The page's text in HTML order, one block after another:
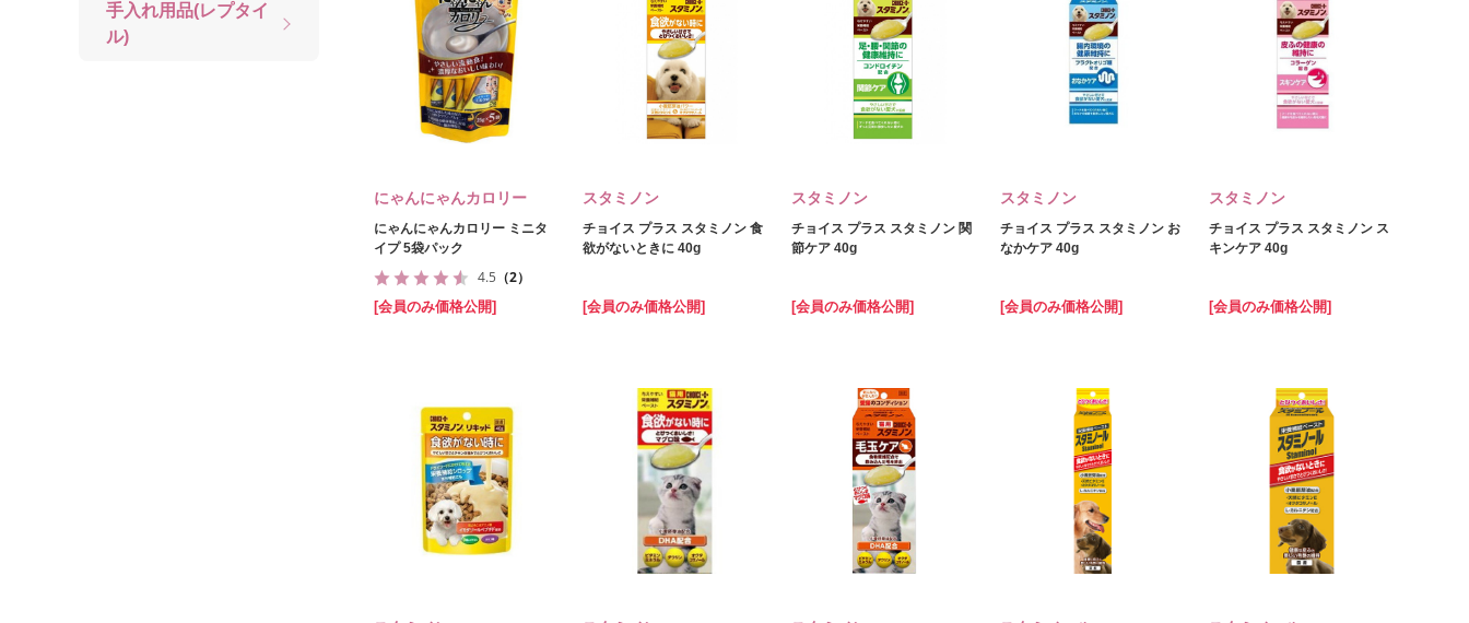
手入れ用品(レプタイ
ル)
にゃんにゃんカロリー
にゃんにゃんカロリー ミニタ
イプ 5袋パック
4.5 （2）
[会員のみ価格公開]
スタミノン
チョイス プラス スタミノン 食
欲がないときに 40g
[会員のみ価格公開]
スタミノン
チョイス プラス スタミノン 関
節ケア 40g
[会員のみ価格公開]
スタミノン
チョイス プラス スタミノン お
なかケア 40g
[会員のみ価格公開]
スタミノン
チョイス プラス スタミノン ス
キンケア 40g
[会員のみ価格公開]